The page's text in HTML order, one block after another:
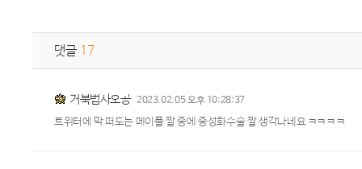
댓글 17
거북법사오공 2023.02.05 오후 10:28:37
트위터에 막 떠도는 메이플 짤 중에 중성화수술 짤 생각나네요 ㅋㅋㅋㅋ